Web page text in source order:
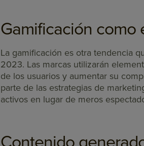
Gamificación como
La gamificación es otra tendencia
2023. Las marcas utilizarán
de los usuarios y aumentar su
parte de las estrategias de
activos en lugar de meros